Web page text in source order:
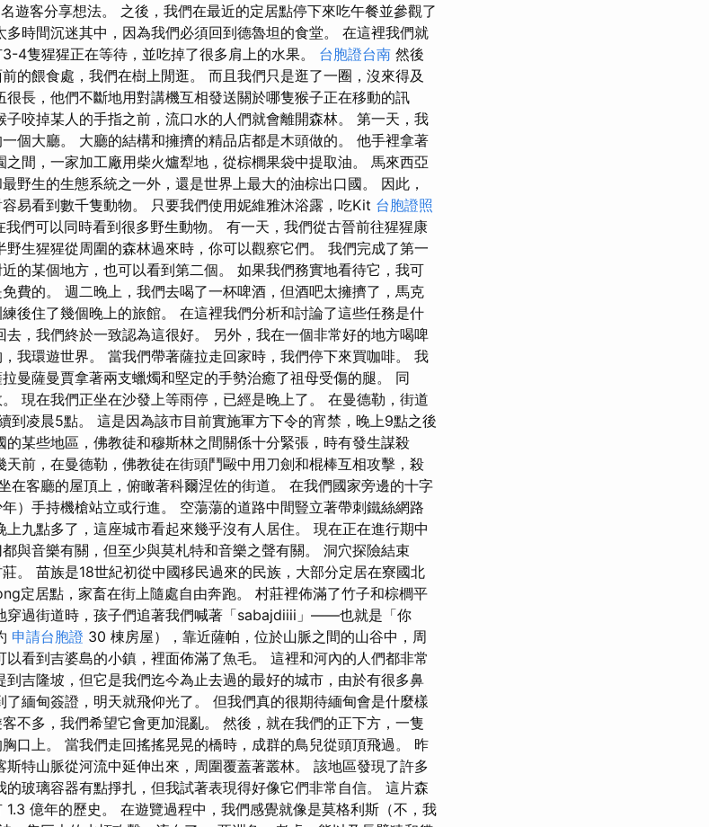
遊客分享想法。 之後，我們在最近的定居點停下來吃午餐並參觀了
時間沉迷其中，因為我們必須回到德魯坦的食堂。 在這裡我們就
4隻猩猩正在等待，並吃掉了很多肩上的水果。 台胞證台南 然後
的餵食處，我們在樹上閒逛。 而且我們只是逛了一圈，沒來得及
長，他們不斷地用對講機互相發送關於哪隻猴子正在移動的訊
咬掉某人的手指之前，流口水的人們就會離開森林。 第一天，我
個大廳。 大廳的結構和擁擠的精品店都是木頭做的。 他手裡拿著
間，一家加工廠用柴火爐犁地，從棕櫚果袋中提取油。 馬來西亞
野生的生態系統之一外，還是世界上最大的油棕出口國。 因此，
易看到數千隻動物。 只要我們使用妮維雅沐浴露，吃Kit 台胞證照
們可以同時看到很多野生動物。 有一天，我們從古晉前往猩猩康
生猩猩從周圍的森林過來時，你可以觀察它們。 我們完成了第一
的某個地方，也可以看到第二個。 如果我們務實地看待它，我可
費的。 週二晚上，我們去喝了一杯啤酒，但酒吧太擁擠了，馬克
後住了幾個晚上的旅館。 在這裡我們分析和討論了這些任務是什
，我們終於一致認為這很好。 另外，我在一個非常好的地方喝啤
我環遊世界。 當我們帶著薩拉走回家時，我們停下來買咖啡。 我
曼薩曼賈拿著兩支蠟燭和堅定的手勢治癒了祖母受傷的腿。 同
現在我們正坐在沙發上等雨停，已經是晚上了。 在曼德勒，街道
到凌晨5點。 這是因為該市目前實施軍方下令的宵禁，晚上9點之後
某些地區，佛教徒和穆斯林之間關係十分緊張，時有發生謀殺
前，在曼德勒，佛教徒在街頭鬥毆中用刀劍和棍棒互相攻擊，殺
在客廳的屋頂上，俯瞰著科爾涅佐的街道。 在我們國家旁邊的十字
）手持機槍站立或行進。 空蕩蕩的道路中間豎立著帶刺鐵絲網路
九點多了，這座城市看起來幾乎沒有人居住。 現在正在進行期中
與音樂有關，但至少與莫札特和音樂之聲有關。 洞穴探險結束
。 苗族是18世紀初從中國移民過來的民族，大部分定居在寮國北
定居點，家畜在街上隨處自由奔跑。 村莊裡佈滿了竹子和棕櫚平
穿過街道時，孩子們追著我們喊著「sabajdiiii」——也就是「你
申請台胞證 30 棟房屋），靠近薩帕，位於山脈之間的山谷中，周
看到吉婆島的小鎮，裡面佈滿了魚毛。 這裡和河內的人們都非常
吉隆坡，但它是我們迄今為止去過的最好的城市，由於有很多鼻
緬甸簽證，明天就飛仰光了。 但我們真的很期待緬甸會是什麼樣
不多，我們希望它會更加混亂。 然後，就在我們的正下方，一隻
口上。 當我們走回搖搖晃晃的橋時，成群的鳥兒從頭頂飛過。 昨
特山脈從河流中延伸出來，周圍覆蓋著叢林。 該地區發現了許多
玻璃容器有點掙扎，但我試著表現得好像它們非常自信。 這片森
億年的歷史。 在遊覽過程中，我們感覺就像是莫格利斯（不，我